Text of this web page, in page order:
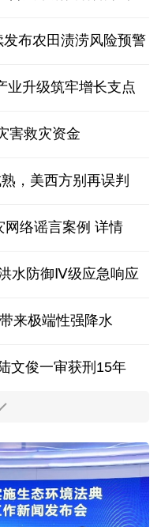
布农田渍涝风险预警
业升级筑牢增长支点
害救灾资金
，美西方别再误判
络谣言案例 详情
水防御Ⅳ级应急响应
来极端性强降水
文俊一审获刑15年
造惠及全球
数处于较景气区间
项创新成果将发布